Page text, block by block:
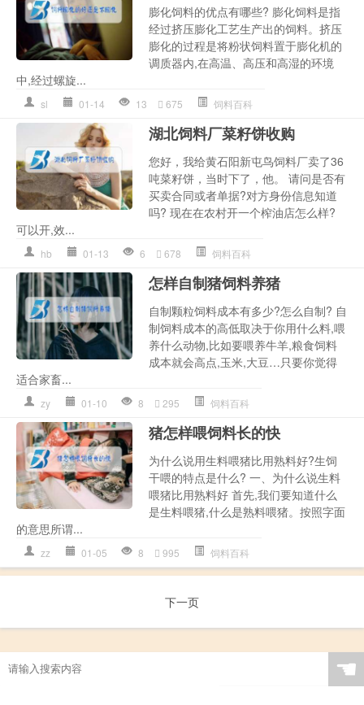
膨化饲料的优点有哪些? 膨化饲料是指
经过挤压膨化工艺生产出的饲料。挤压
膨化的过程是将粉状饲料置于膨化机的
调质器内,在高温、高压和高湿的环境
中,经过螺旋...
sl 01-14 13 675 饲料百科
湖北饲料厂菜籽饼收购
您好，我给黄石阳新屯鸟饲料厂卖了36
吨菜籽饼，当时下了，他。 请问是否有
买卖合同或者单据?对方身份信息知道
吗? 现在在农村开一个榨油店怎么样?
可以开,效...
hb 01-13 6 678 饲料百科
怎样自制猪饲料养猪
自制颗粒饲料成本有多少?怎么自制? 自
制饲料成本的高低取决于你用什么料,喂
养什么动物,比如要喂养牛羊,粮食饲料
成本就会高点,玉米,大豆…只要你觉得
适合家畜...
zy 01-10 8 295 饲料百科
猪怎样喂饲料长的快
为什么说用生料喂猪比用熟料好?生饲
干喂的特点是什么? 一、为什么说生料
喂猪比用熟料好 首先,我们要知道什么
是生料喂猪,什么是熟料喂猪。按照字面
的意思所谓...
zz 01-05 8 995 饲料百科
下一页
☚